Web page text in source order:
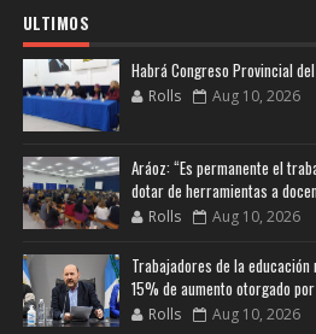
ULTIMOS
Habrá Congreso Provincial
Rolls Aug 10, 2026
Aráoz: “Es permanente el
dotar de herramientas a
Rolls Aug 10, 2026
Trabajadores de la
15% de aumento otorgado
Rolls Aug 10, 2026